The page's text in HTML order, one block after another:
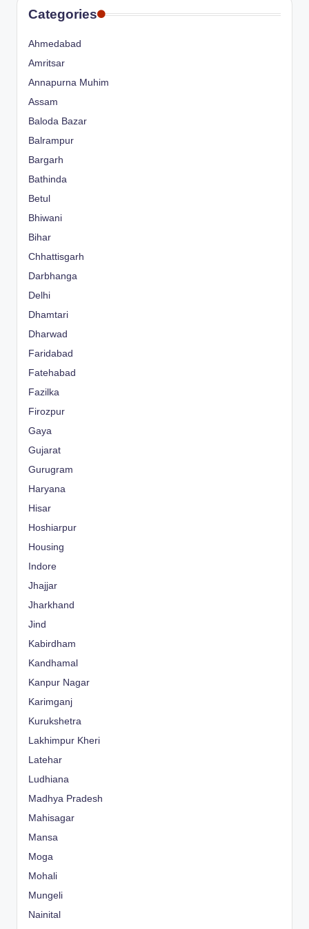
Categories
Ahmedabad
Amritsar
Annapurna Muhim
Assam
Baloda Bazar
Balrampur
Bargarh
Bathinda
Betul
Bhiwani
Bihar
Chhattisgarh
Darbhanga
Delhi
Dhamtari
Dharwad
Faridabad
Fatehabad
Fazilka
Firozpur
Gaya
Gujarat
Gurugram
Haryana
Hisar
Hoshiarpur
Housing
Indore
Jhajjar
Jharkhand
Jind
Kabirdham
Kandhamal
Kanpur Nagar
Karimganj
Kurukshetra
Lakhimpur Kheri
Latehar
Ludhiana
Madhya Pradesh
Mahisagar
Mansa
Moga
Mohali
Mungeli
Nainital